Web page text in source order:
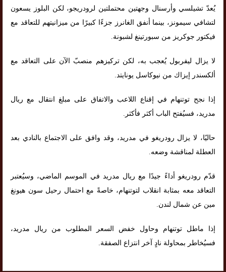
يُعدّ تشيلسي وأرسنال وجهتين محتملتين لرودريجو، لكن البلوز يسعون
لتشافي سيمونز، بينما أنفق الغانرز جزءًا كبيرًا من ميزانيتهم للتعاقد مع
فيكتور جوكريز من سبورتينغ لشبونة.
لا يزال ليفربول يُعجب به، لكن تركيزهم منصبّ الآن على التعاقد مع
ألكسندر إيزاك من نيوكاسل يونايتد.
إذا نجح توتنهام في إقناع اللاعب والاتفاق على مبلغ انتقال مع ريال
مدريد، فسيُفتح الباب أكثر فأكثر.
حاليًا، لا يزال رودريغو في مدريد، وقد وافق على الاجتماع بالنادي بعد
العطلة لمناقشة وضعه.
قدّم رودريغو أداءً جيدًا مع ريال مدريد في الموسم الماضي، وسيُعتبر
التعاقد معه بمثابة انقلاب لتوتنهام، خاصةً مع احتمال رحيل سون هيونغ
مين عن شمال لندن.
إذا ماطل توتنهام وحاول خفض السعر المطلوب من ريال مدريد،
فسيُخاطر بمحاولة نادٍ آخر انتزاع الصفقة.